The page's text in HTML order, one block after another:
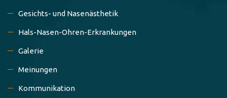
Gesichts- und Nasenästhetik
Hals-Nasen-Ohren-Erkrankungen
Galerie
Meinungen
Kommunikation